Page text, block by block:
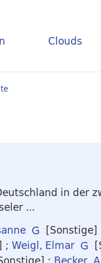
Clouds
in der
...
[Sonstige]
; Weigl, Elmar